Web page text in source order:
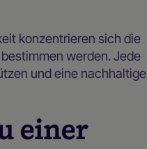
konzentrieren sich die
werden. Jede
und eine nachhaltige
einer